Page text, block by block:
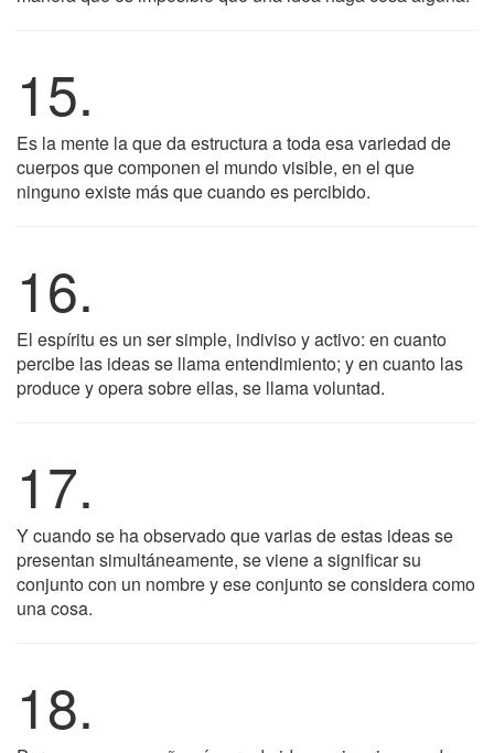
15.
Es la mente la que da estructura a toda esa variedad de
cuerpos que componen el mundo visible, en el que
ninguno existe más que cuando es percibido.
16.
El espíritu es un ser simple, indiviso y activo: en cuanto
percibe las ideas se llama entendimiento; y en cuanto las
produce y opera sobre ellas, se llama voluntad.
17.
Y cuando se ha observado que varias de estas ideas se
presentan simultáneamente, se viene a significar su
conjunto con un nombre y ese conjunto se considera como
una cosa.
18.